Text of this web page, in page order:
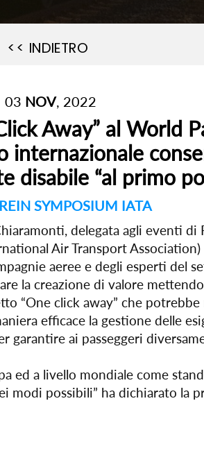
<< INDIETRO
03 NOV, 2022
Away” al World
disabile “al primo
SYMPOSIUM IATA
delegata agli eventi
Air Transport
aeree e degli esperti del
la creazione di valore
“One click away” che
efficace la gestione delle
garantire ai passeggeri
ed a livello mondiale come
modi possibili” ha dichiarato la